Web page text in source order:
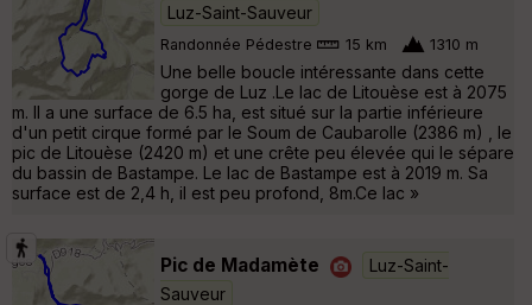
Luz-Saint-Sauveur
Randonnée Pédestre 15 km 1310 m
Une belle boucle intéressante dans cette
gorge de Luz .Le lac de Litouèse est à 2075
m. Il a une surface de 6.5 ha, est situé sur la partie inférieure
d'un petit cirque formé par le Soum de Caubarolle (2386 m) , le
pic de Litouèse (2420 m) et une crête peu élevée qui le sépare
du bassin de Bastampe. Le lac de Bastampe est à 2019 m. Sa
surface est de 2,4 h, il est peu profond, 8m.Ce lac »
Pic de Madamète
Luz-Saint-
Sauveur